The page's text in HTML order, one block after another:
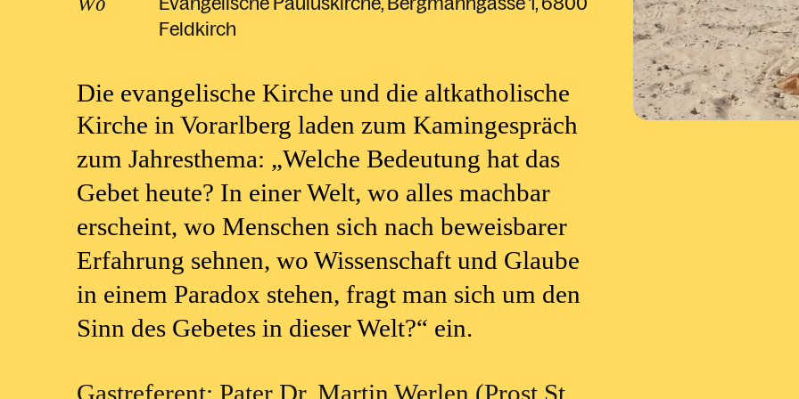
Senior:innen
Beeinträchtigung
LGBTQIA+
Fragen dieser Zeit
Missbrauch /
Gewaltprävention
Gottesdienste
Krankheit, Tod und Trauer
Gesprächsangebote
Interreligiöser Dialog
Katholischen Kirche
Meine Kirche weltweit
Feldkirch
Die evangelische Kirche und die altkatholische
Kirche in Vorarlberg laden zum Kamingespräch
zum Jahresthema: „Welche Bedeutung hat das
Gebet heute? In einer Welt, wo alles machbar
erscheint, wo Menschen sich nach beweisbarer
Erfahrung sehnen, wo Wissenschaft und Glaube
in einem Paradox stehen, fragt man sich um den
Sinn des Gebetes in dieser Welt?“ ein.
Gastreferent: Pater Dr. Martin Werlen (Prost St.